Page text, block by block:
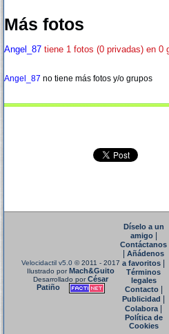
Más fotos
Angel_87 tiene 1 fotos (0 privadas) en 0
Angel_87 no tiene más fotos y/o grupos
Velocidactil v5.0 © 2011 - 2017
Ilustrado porMach&Guito
Desarrollado porCésar
Patiño
Díselo a un
amigo|
Contáctanos
Añádenos
a favoritos
Términos
legales
Contacto|
Publicidad
Colabora|
Política de
Cookies